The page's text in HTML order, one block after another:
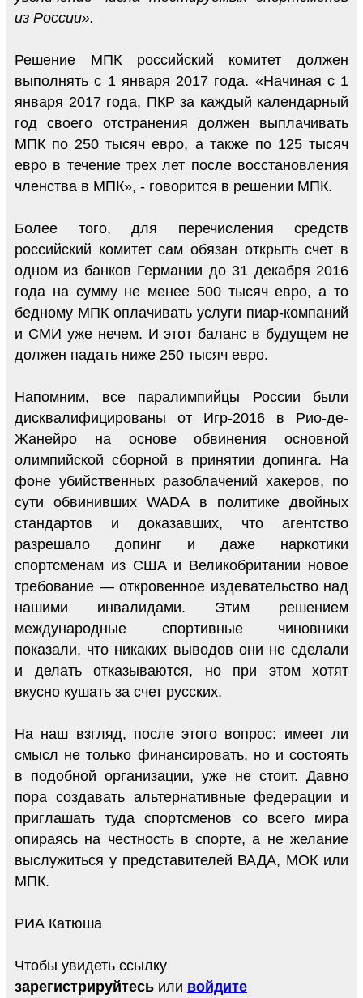
из России».
Решение МПК российский комитет должен
выполнять с 1 января 2017 года. «Начиная с 1
января 2017 года, ПКР за каждый календарный
год своего отстранения должен выплачивать
МПК по 250 тысяч евро, а также по 125 тысяч
евро в течение трех лет после восстановления
членства в МПК», - говорится в решении МПК.
Более того, для перечисления средств
российский комитет сам обязан открыть счет в
одном из банков Германии до 31 декабря 2016
года на сумму не менее 500 тысяч евро, а то
бедному МПК оплачивать услуги пиар-компаний
и СМИ уже нечем. И этот баланс в будущем не
должен падать ниже 250 тысяч евро.
Напомним, все паралимпийцы России были
дисквалифицированы от Игр-2016 в Рио-де-
Жанейро на основе обвинения основной
олимпийской сборной в принятии допинга. На
фоне убийственных разоблачений хакеров, по
сути обвинивших WADA в политике двойных
стандартов и доказавших, что агентство
разрешало допинг и даже наркотики
спортсменам из США и Великобритании новое
требование — откровенное издевательство над
нашими инвалидами. Этим решением
международные спортивные чиновники
показали, что никаких выводов они не сделали
и делать отказываются, но при этом хотят
вкусно кушать за счет русских.
На наш взгляд, после этого вопрос: имеет ли
смысл не только финансировать, но и состоять
в подобной организации, уже не стоит. Давно
пора создавать альтернативные федерации и
приглашать туда спортсменов со всего мира
опираясь на честность в спорте, а не желание
выслужиться у представителей ВАДА, МОК или
МПК.
РИА Катюша
Чтобы увидеть ссылку
зарегистрируйтесь или войдите